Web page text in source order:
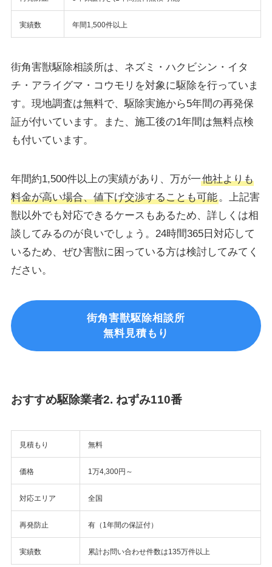
実績数 年間1,500件以上
街角害獣駆除相談所は、ネズミ・ハクビシン・イタ
チ・アライグマ・コウモリを対象に駆除を行っていま
す。現地調査は無料で、駆除実施から5年間の再発保
証が付いています。また、施工後の1年間は無料点検
も付いています。
年間約1,500件以上の実績があり、万が一他社よりも
料金が高い場合、値下げ交渉することも可能。上記害
獣以外でも対応できるケースもあるため、詳しくは相
談してみるのが良いでしょう。24時間365日対応して
いるため、ぜひ害獣に困っている方は検討してみてく
ださい。
街角害獣駆除相談所
無料見積もり
おすすめ駆除業者2. ねずみ110番
見積もり 無料
価格 1万4,300円～
対応エリア 全国
再発防止 有（1年間の保証付）
実績数 累計お問い合わせ件数は135万件以上